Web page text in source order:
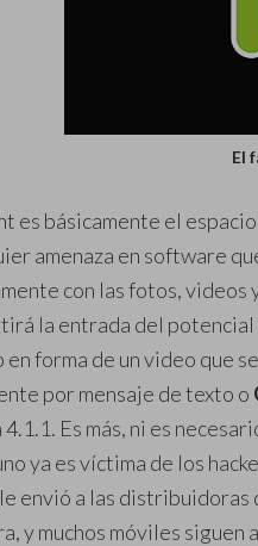
El
es básicamente el
amenaza en software
con las fotos,
la entrada del potencial
en forma de un video que
por mensaje de texto o
Es más, ni es
ya es víctima de los
envió a las distribuidoras
y muchos móviles siguen